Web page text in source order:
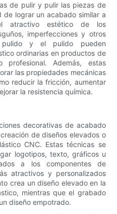
de pulir y pulir las piezas de
lograr un acabado similar a
atractivo estético de los
imperfecciones y otros
pulido y el pulido pueden
ordinarias en productos de
Además, estas
las propiedades mecánicas
reducir la fricción, aumentar
la resistencia química.
decorativas de acabado
de diseños elevados o
CNC. Estas técnicas se
logotipos, texto, gráficos u
a los componentes de
atractivos y personalizados
crea un diseño elevado en la
mientras que el grabado
diseño empotrado.